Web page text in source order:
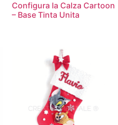
Configura la Calza Cartoon
– Base Tinta Unita